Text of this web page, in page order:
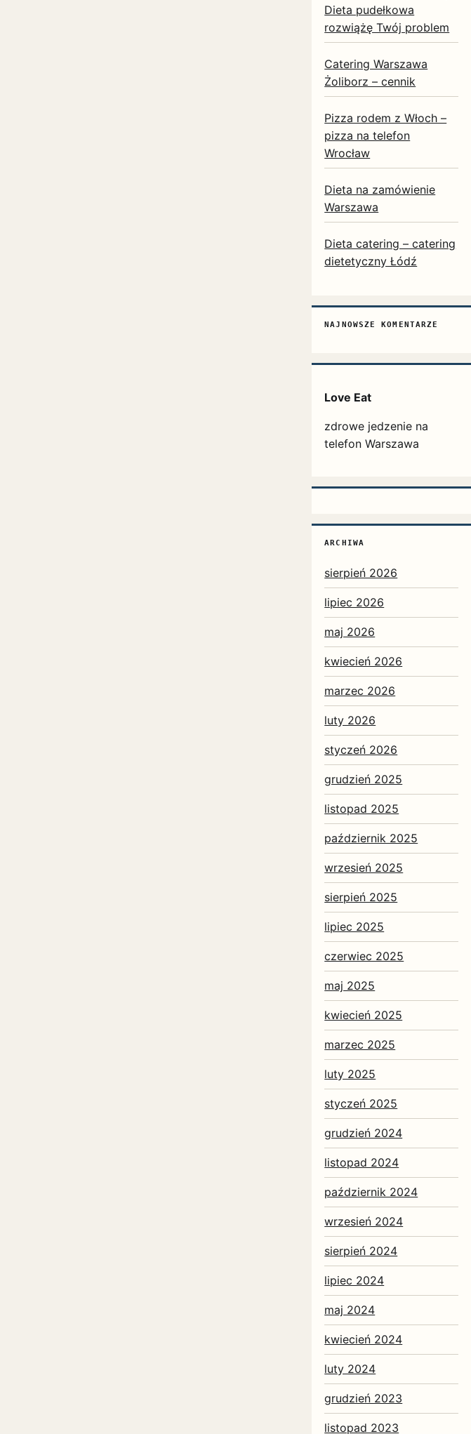
Dieta pudełkowa
rozwiążę Twój problem
Catering Warszawa
Żoliborz – cennik
Pizza rodem z Włoch –
pizza na telefon
Wrocław
Dieta na zamówienie
Warszawa
Dieta catering – catering
dietetyczny Łódź
NAJNOWSZE KOMENTARZE
Love Eat
zdrowe jedzenie na
telefon Warszawa
ARCHIWA
sierpień 2026
lipiec 2026
maj 2026
kwiecień 2026
marzec 2026
luty 2026
styczeń 2026
grudzień 2025
listopad 2025
październik 2025
wrzesień 2025
sierpień 2025
lipiec 2025
czerwiec 2025
maj 2025
kwiecień 2025
marzec 2025
luty 2025
styczeń 2025
grudzień 2024
listopad 2024
październik 2024
wrzesień 2024
sierpień 2024
lipiec 2024
maj 2024
kwiecień 2024
luty 2024
grudzień 2023
listopad 2023